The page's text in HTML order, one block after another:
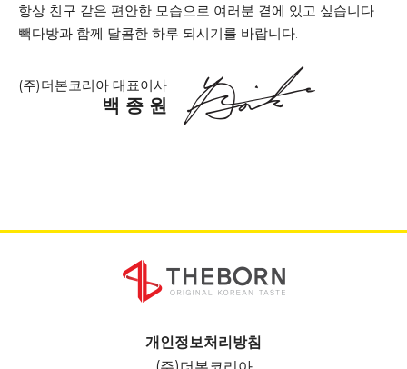
항상 친구 같은 편안한 모습으로 여러분 곁에 있고 싶습니다.
빽다방과 함께 달콤한 하루 되시기를 바랍니다.
(주)더본코리아 대표이사
백 종 원
개인정보처리방침